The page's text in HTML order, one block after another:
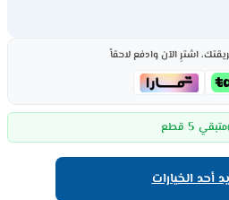
اشترِ الآن وادفع لاحقاً
متبقي 5 قطع
أحد الخيارات